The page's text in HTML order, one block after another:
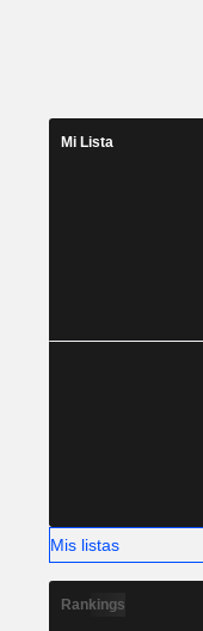
Mi Lista
Mis listas
Rankings